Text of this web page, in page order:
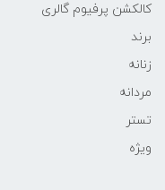
کالکشن پرفیوم گالری
برند
زنانه
مردانه
تستر
ویژه